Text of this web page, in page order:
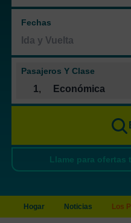
Fechas
Pasajeros Y Clase
1, Económica
Llame para ofertas
Hogar Noticias Los